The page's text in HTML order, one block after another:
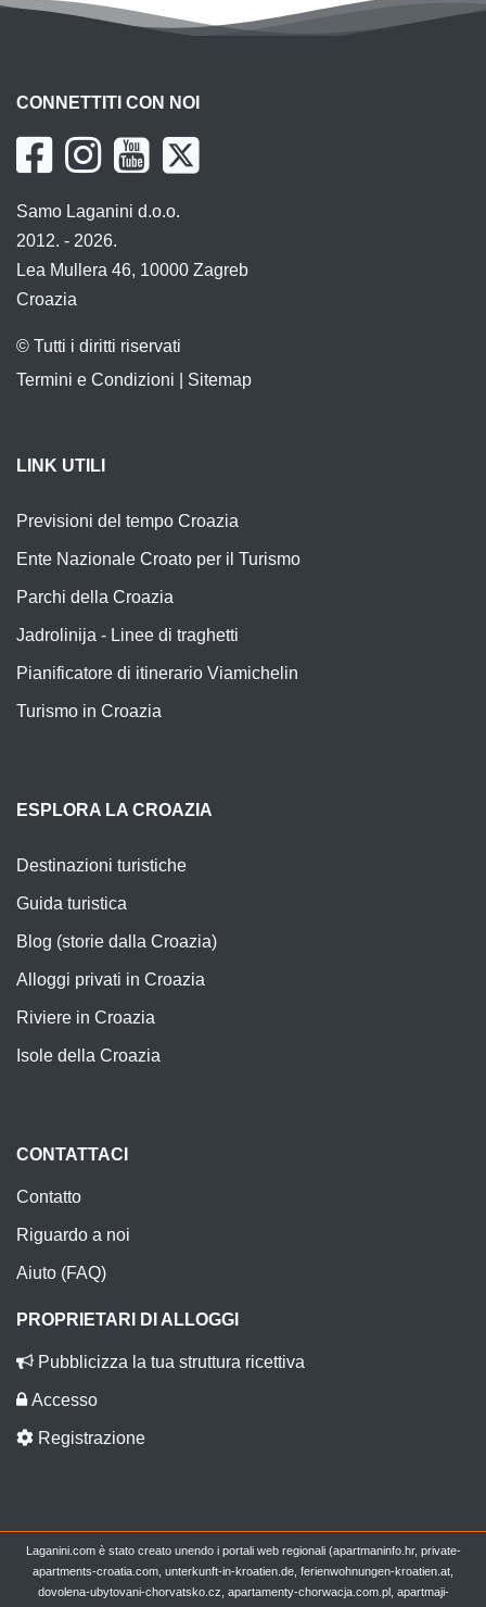
CONNETTITI CON NOI
Samo Laganini d.o.o.
2012. - 2026.
Lea Mullera 46, 10000 Zagreb
Croazia
© Tutti i diritti riservati
Termini e Condizioni
Sitemap
LINK UTILI
Previsioni del tempo Croazia
Ente Nazionale Croato per il Turismo
Parchi della Croazia
Jadrolinija - Linee di traghetti
Pianificatore di itinerario Viamichelin
Turismo in Croazia
ESPLORA LA CROAZIA
Destinazioni turistiche
Guida turistica
Blog (storie dalla Croazia)
Alloggi privati in Croazia
Riviere in Croazia
Isole della Croazia
CONTATTACI
Contatto
Riguardo a noi
Aiuto (FAQ)
PROPRIETARI DI ALLOGGI
Pubblicizza la tua struttura ricettiva
Accesso
Registrazione
Laganini.com è stato creato unendo i portali web regionali (apartmaninfo.hr, private-
apartments-croatia.com, unterkunft-in-kroatien.de, ferienwohnungen-kroatien.at,
dovolena-ubytovani-chorvatsko.cz, apartamenty-chorwacja.com.pl, apartmaji-